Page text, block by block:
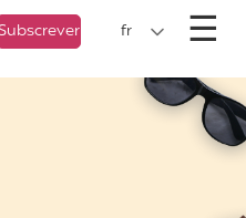
01 71
fr ☰